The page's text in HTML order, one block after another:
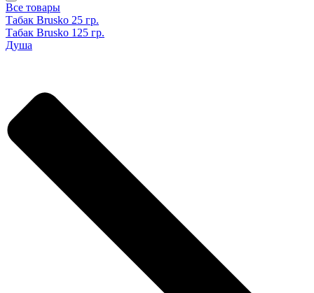
Все товары
Табак Brusko 25 гр.
Табак Brusko 125 гр.
Душа